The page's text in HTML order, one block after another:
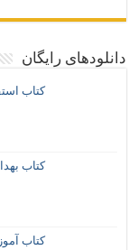
دانلودهای رایگان
کتاب
کتاب
کتاب